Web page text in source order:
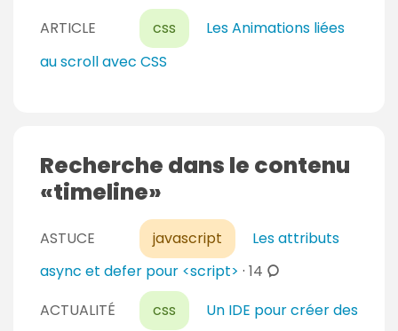
ARTICLE css
Les Animations liées
au scroll avec CSS
Recherche dans le contenu
timeline
ASTUCE javascript
Les attributs
async et defer pour <script> · 14 c
m
ACTUALITÉ css
Un IDE pour créer des